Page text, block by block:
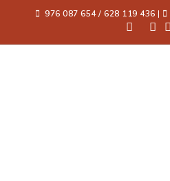
976 087 654 / 628 119 436 |